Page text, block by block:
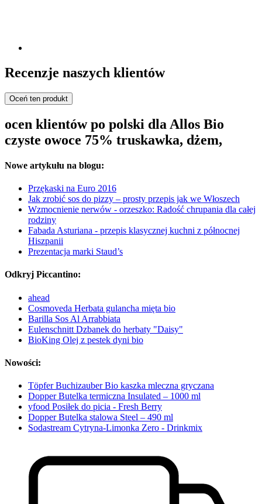
Recenzje naszych klientów
Oceń ten produkt
ocen klientów po polski dla Allos Bio
czyste owoce 75% truskawka, dżem,
Nowe artykułu na blogu:
Przękaski na Euro 2016
Jak zrobić sos do pizzy – prosty przepis jak we Włoszech
Wzmocnienie nerwów - orzeszko: Radość chrupania dla całej
rodziny
Fabada Asturiana - przepis klasycznej kuchni z północnej
Hiszpanii
Prezentacja marki Staud’s
Odkryj Piccantino:
ahead
Cosmoveda Herbata gulancha mięta bio
Barilla Sos Al Arrabbiata
Eulenschnitt Dzbanek do herbaty "Daisy"
BioKing Olej z pestek dyni bio
Nowości:
Töpfer Buchizauber Bio kaszka mleczna gryczana
Dopper Butelka termiczna Insulated – 1000 ml
yfood Posiłek do picia - Fresh Berry
Dopper Butelka stalowa Steel – 490 ml
Sodastream Cytryna-Limonka Zero - Drinkmix